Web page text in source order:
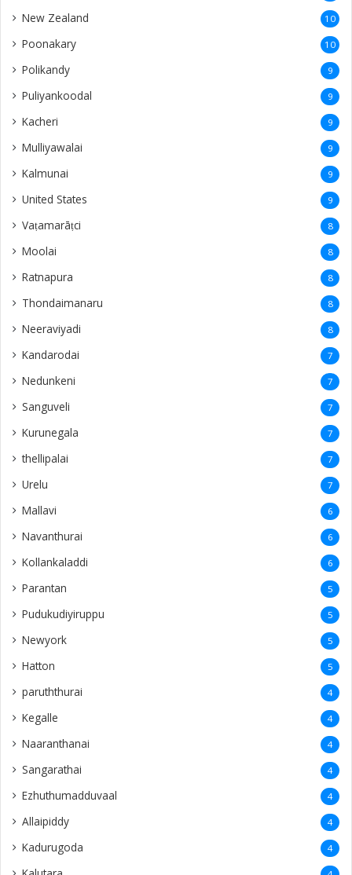
New Zealand 10
Poonakary 10
Polikandy 9
Puliyankoodal 9
Kacheri 9
Mulliyawalai 9
Kalmunai 9
United States 9
Vaṭamarāṭci 8
Moolai 8
Ratnapura 8
Thondaimanaru 8
Neeraviyadi 8
Kandarodai 7
Nedunkeni 7
Sanguveli 7
Kurunegala 7
thellipalai 7
Urelu 7
Mallavi 6
Navanthurai 6
Kollankaladdi 6
Parantan 5
Pudukudiyiruppu 5
Newyork 5
Hatton 5
paruththurai 4
Kegalle 4
Naaranthanai 4
Sangarathai 4
Ezhuthumadduvaal 4
Allaipiddy 4
Kadurugoda 4